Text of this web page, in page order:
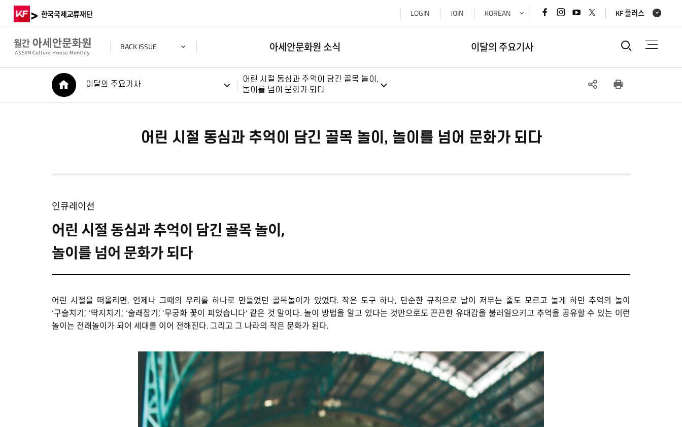
> 한국국제교류재단
BACK ISSUE
LOGIN JOIN KOREAN 페이스북
바로가기
인스타그램
바로가기
유튜브
바로가기
x(트위터)
바로가기
KF 플러스
아세안문화원 소식 이달의 주요기사 통합검
HOME
이달의 주요기사
어린 시절 동심과 추억이 담긴 골목 놀이,
놀이를 넘어 문화가 되다
SNS
어린 시절 동심과 추억이 담긴 골목 놀이, 놀이를 넘어 문화가 되다
인큐레이션
어린 시절 동심과 추억이 담긴 골목 놀이,
놀이를 넘어 문화가 되다
어린 시절을 떠올리면, 언제나 그때의 우리를 하나로 만들었던 골목놀이가 있었다. 작은 도구 하나, 단순한 규칙으로 날이 저무는 줄도 모르고 놀게 하던 추억의 놀이
‘구슬치기’, ‘딱지치기’, ‘술래잡기’, ‘무궁화 꽃이 피었습니다’ 같은 것 말이다. 놀이 방법을 알고 있다는 것만으로도 끈끈한 유대감을 불러일으키고 추억을 공유할 수 있는 이런
놀이는 전래놀이가 되어 세대를 이어 전해진다. 그리고 그 나라의 작은 문화가 된다.